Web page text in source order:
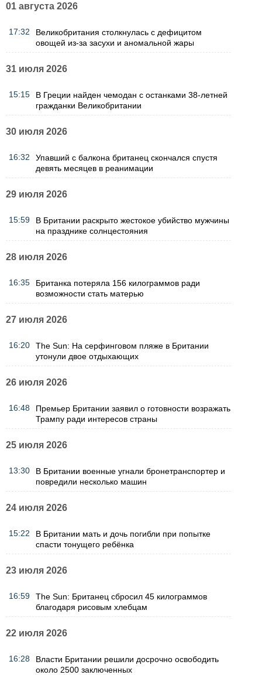
01 августа 2026
17:32
Великобритания столкнулась с дефицитом
овощей из-за засухи и аномальной жары
31 июля 2026
15:15
В Греции найден чемодан с останками 38-летней
гражданки Великобритании
30 июля 2026
16:32
Упавший с балкона британец скончался спустя
девять месяцев в реанимации
29 июля 2026
15:59
В Британии раскрыто жестокое убийство мужчины
на празднике солнцестояния
28 июля 2026
16:35
Британка потеряла 156 килограммов ради
возможности стать матерью
27 июля 2026
16:20
The Sun: На серфинговом пляже в Британии
утонули двое отдыхающих
26 июля 2026
16:48
Премьер Британии заявил о готовности возражать
Трампу ради интересов страны
25 июля 2026
13:30
В Британии военные угнали бронетранспортер и
повредили несколько машин
24 июля 2026
15:22
В Британии мать и дочь погибли при попытке
спасти тонущего ребёнка
23 июля 2026
16:59
The Sun: Британец сбросил 45 килограммов
благодаря рисовым хлебцам
22 июля 2026
16:28
Власти Британии решили досрочно освободить
около 2500 заключенных